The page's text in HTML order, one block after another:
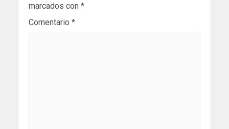
marcados con *
Comentario *